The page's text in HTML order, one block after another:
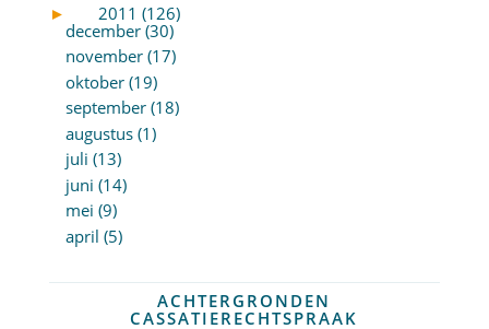
►
2011 (126)
december (30)
november (17)
oktober (19)
september (18)
augustus (1)
juli (13)
juni (14)
mei (9)
april (5)
ACHTERGRONDEN
CASSATIERECHTSPRAAK